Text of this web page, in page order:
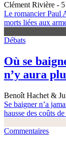
Clément Rivière -
Le romancier Paul
morts liées aux
Débats
Où se
n’y aura
Benoît Hachet &
Se baigner n’a
hausse des coûts
Commentaires